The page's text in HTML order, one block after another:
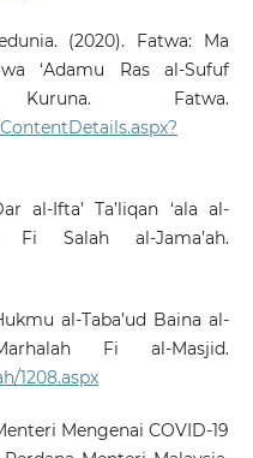
(2020). Fatwa: Ma
‘Adamu Ras al-Sufuf
Fatwa.
al-Ifta’ Ta’liqan ‘ala al-
Fi Salah al-Jama’ah.
al-Taba’ud Baina al-
Fi al-Masjid.
1208.aspx
Mengenai COVID-19